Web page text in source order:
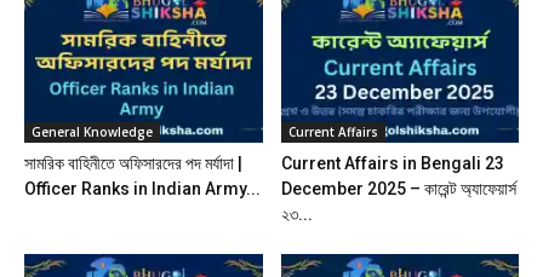
General Knowledge
সামরিক বাহিনীতে অফিসারদের পদ মর্যাদা |
Officer Ranks in Indian Army...
Current Affairs
Current Affairs in Bengali 23
December 2025 – কারেন্ট অ্যাফেয়ার্স
২৩...